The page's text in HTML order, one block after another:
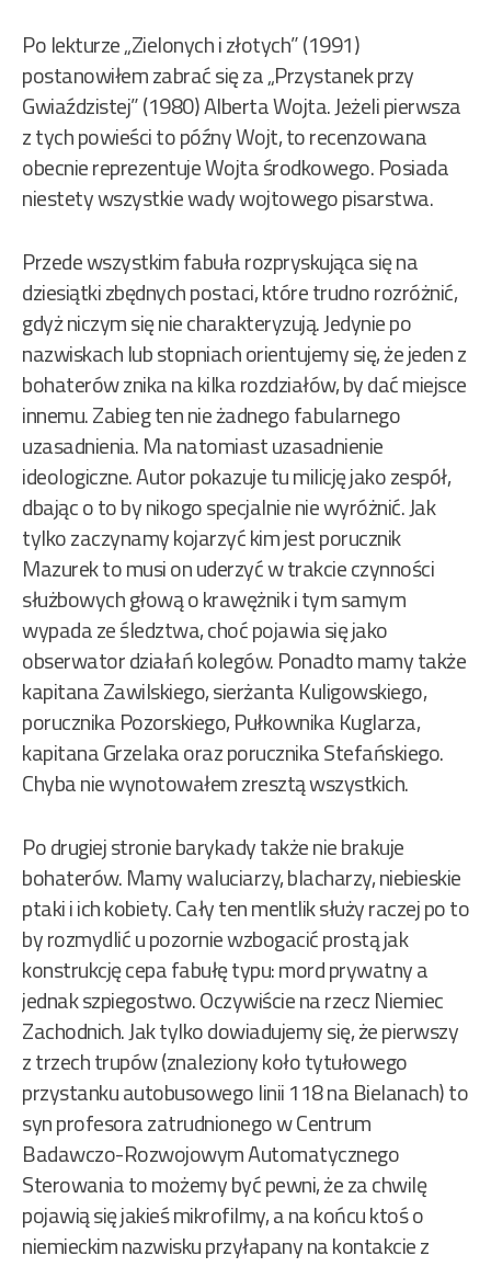
Po lekturze „Zielonych i złotych” (1991)
postanowiłem zabrać się za „Przystanek przy
Gwiaździstej” (1980) Alberta Wojta. Jeżeli pierwsza
z tych powieści to późny Wojt, to recenzowana
obecnie reprezentuje Wojta środkowego. Posiada
niestety wszystkie wady wojtowego pisarstwa.
Przede wszystkim fabuła rozpryskująca się na
dziesiątki zbędnych postaci, które trudno rozróżnić,
gdyż niczym się nie charakteryzują. Jedynie po
nazwiskach lub stopniach orientujemy się, że jeden z
bohaterów znika na kilka rozdziałów, by dać miejsce
innemu. Zabieg ten nie żadnego fabularnego
uzasadnienia. Ma natomiast uzasadnienie
ideologiczne. Autor pokazuje tu milicję jako zespół,
dbając o to by nikogo specjalnie nie wyróżnić. Jak
tylko zaczynamy kojarzyć kim jest porucznik
Mazurek to musi on uderzyć w trakcie czynności
służbowych głową o krawężnik i tym samym
wypada ze śledztwa, choć pojawia się jako
obserwator działań kolegów. Ponadto mamy także
kapitana Zawilskiego, sierżanta Kuligowskiego,
porucznika Pozorskiego, Pułkownika Kuglarza,
kapitana Grzelaka oraz porucznika Stefańskiego.
Chyba nie wynotowałem zresztą wszystkich.
Po drugiej stronie barykady także nie brakuje
bohaterów. Mamy waluciarzy, blacharzy, niebieskie
ptaki i ich kobiety. Cały ten mentlik służy raczej po to
by rozmydlić u pozornie wzbogacić prostą jak
konstrukcję cepa fabułę typu: mord prywatny a
jednak szpiegostwo. Oczywiście na rzecz Niemiec
Zachodnich. Jak tylko dowiadujemy się, że pierwszy
z trzech trupów (znaleziony koło tytułowego
przystanku autobusowego linii 118 na Bielanach) to
syn profesora zatrudnionego w Centrum
Badawczo-Rozwojowym Automatycznego
Sterowania to możemy być pewni, że za chwilę
pojawią się jakieś mikrofilmy, a na końcu ktoś o
niemieckim nazwisku przyłapany na kontakcie z